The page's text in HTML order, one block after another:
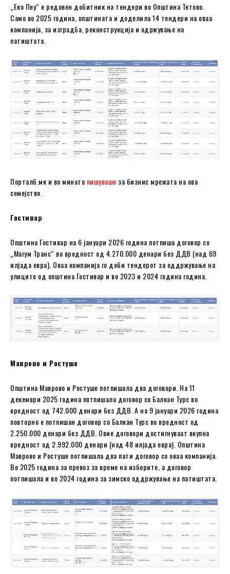
„Еко Пеу“ е редовен добитник на тендери во Општина Тетово.
Само во 2025 година, oпштината и доделила 14 тендери на оваа
компанија, за изградба, реконструкција и одржување на
патиштата.
Порталб.мк и во минато пишуваше за бизнис мрежата на ова
семејство.
Гостивар
Општина Гостивар на 6 јануари 2026 година потпиша договор со
„Магум Транс“ во вредност од 4.270.000 денари без ДДВ (над 69
илјада евра). Оваа компанија го доби тендерот за оддржување на
улиците од oпштина Гостивар и во 2023 и 2024 година година.
Маврово и Ростуше
Општина Маврово и Ростуше потпишала два договори. На 11
декември 2025 година потпишала договор со Балкан Турс во
вредност од 742.000 денари без ДДВ. А на 9 јануари 2026 година
повторно е потпишан договор со Балкан Турс во вредност од
2.250.000 денари без ДДВ. Овие договори достигнуваат вкупна
вредност од 2.992.000 денари (над 48 илјада евра). Општина
Маврово и Ростуше потпишала два пати договор со оваа компанија.
Во 2025 година за превоз за време на изборите, а договор
потпишала и во 2024 година за зимско оддржување на патиштата.